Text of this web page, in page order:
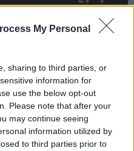
My Personal
sharing to third parties, or
information for
use the below opt-out
Please note that after your
may continue seeing
information utilized by
to third parties prior to
volt, kérem kapcsolja
csak rád vár!
érdekességek,
végigjátszások,